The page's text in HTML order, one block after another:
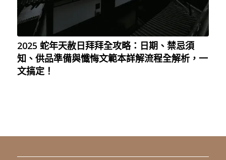
2025 蛇年天赦日拜拜全攻略：日期、禁忌須
知、供品準備與懺悔文範本詳解流程全解析，一
文搞定！